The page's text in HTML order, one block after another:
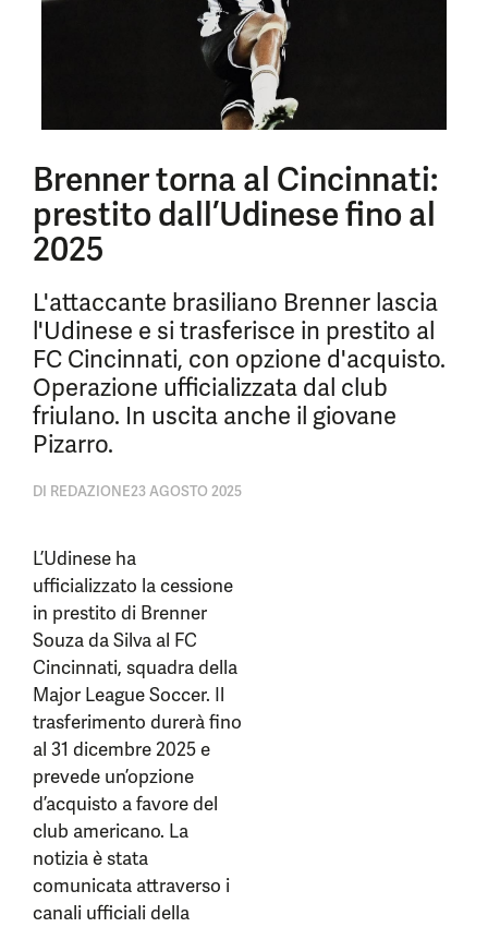
Brenner torna al Cincinnati:
prestito dall’Udinese fino al
2025
L'attaccante brasiliano Brenner lascia
l'Udinese e si trasferisce in prestito al
FC Cincinnati, con opzione d'acquisto.
Operazione ufficializzata dal club
friulano. In uscita anche il giovane
Pizarro.
DI REDAZIONE23 AGOSTO 2025
L’Udinese ha
ufficializzato la cessione
in prestito di Brenner
Souza da Silva al FC
Cincinnati, squadra della
Major League Soccer. Il
trasferimento durerà fino
al 31 dicembre 2025 e
prevede un’opzione
d’acquisto a favore del
club americano. La
notizia è stata
comunicata attraverso i
canali ufficiali della